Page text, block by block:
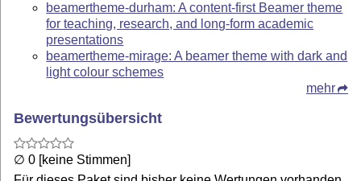
beamertheme-durham: A content-first Beamer theme
for teaching, research, and long-form academic
presentations
beamertheme-mirage: A beamer theme with dark and
light colour schemes
mehr
Bewertungsübersicht
∅ 0 [keine Stimmen]